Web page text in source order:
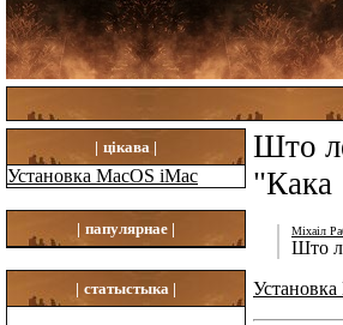
| цікава |
Установка MacOS iMac
| папулярнае |
| статыстыка |
Што
"Кака
Міхаіл
Што